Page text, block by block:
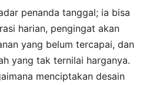
penanda tanggal; ia bisa
harian, pengingat akan
yang belum tercapai, dan
yang tak ternilai harganya.
menciptakan desain